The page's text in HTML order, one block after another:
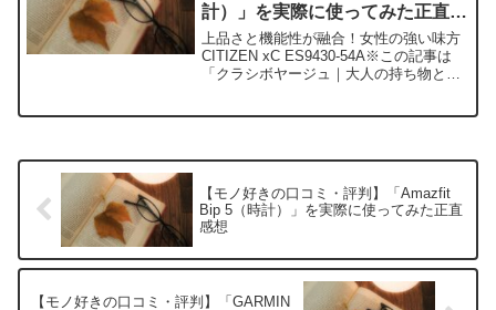
計）」を実際に使ってみた正直感
想
上品さと機能性が融合！女性の強い味方
CITIZEN xC ES9430-54A※この記事は
「クラシボヤージュ｜大人の持ち物と暮
【モノ好きの口コミ・評判】「Amazfit
Bip 5（時計）」を実際に使ってみた正直
感想
【モノ好きの口コミ・評判】「GARMIN